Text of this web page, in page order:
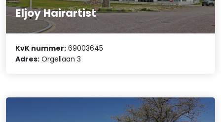
Eljoy Hairartist
KvK nummer: 69003645
Adres: Orgellaan 3